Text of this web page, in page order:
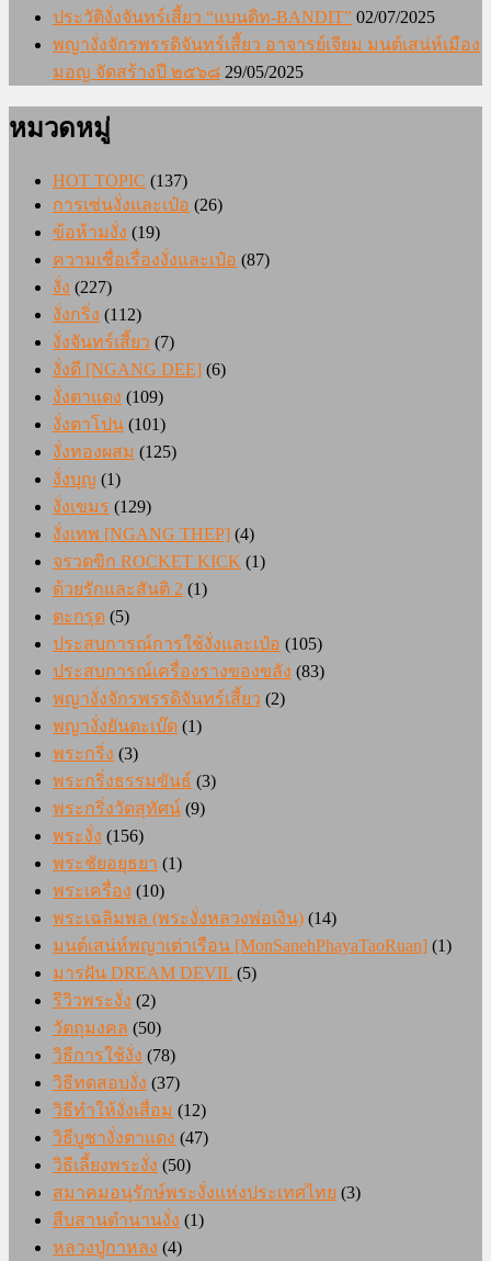
ประวัติงั่งจันทร์เสี้ยว “แบนดิท-BANDIT” 02/07/2025
พญางั่งจักรพรรดิจันทร์เสี้ยว อาจารย์เจียม มนต์เสน่ห์เมือง
มอญ จัดสร้างปี ๒๕๖๘ 29/05/2025
หมวดหมู่
HOT TOPIC (137)
การเซ่นงั่งและเป๋อ (26)
ข้อห้ามงั่ง (19)
ความเชื่อเรื่องงั่งและเป๋อ (87)
งั่ง (227)
งั่งกริ่ง (112)
งั่งจันทร์เสี้ยว (7)
งั่งดี [NGANG DEE] (6)
งั่งตาแดง (109)
งั่งตาโปน (101)
งั่งทองผสม (125)
งั่งบุญ (1)
งั่งเขมร (129)
งั่งเทพ [NGANG THEP] (4)
จรวดขิก ROCKET KICK (1)
ด้วยรักและสันติ 2 (1)
ตะกรุด (5)
ประสบการณ์การใช้งั่งและเป๋อ (105)
ประสบการณ์เครื่องรางของขลัง (83)
พญางั่งจักรพรรดิจันทร์เสี้ยว (2)
พญางั่งยันตะเบ๊ด (1)
พระกริ่ง (3)
พระกริ่งธรรมขันธ์ (3)
พระกริ่งวัดสุทัศน์ (9)
พระงั่ง (156)
พระชัยอยุธยา (1)
พระเครื่อง (10)
พระเฉลิมพล (พระงั่งหลวงพ่อเงิน) (14)
มนต์เสน่ห์พญาเต่าเรือน [MonSanehPhayaTaoRuan] (1)
มารฝัน DREAM DEVIL (5)
รีวิวพระงั่ง (2)
วัตถุมงคล (50)
วิธีการใช้งั่ง (78)
วิธีทดสอบงั่ง (37)
วิธีทำให้งั่งเสื่อม (12)
วิธีบูชางั่งตาแดง (47)
วิธีเลี้ยงพระงั่ง (50)
สมาคมอนุรักษ์พระงั่งแห่งประเทศไทย (3)
สืบสานตำนานงั่ง (1)
หลวงปู่กาหลง (4)